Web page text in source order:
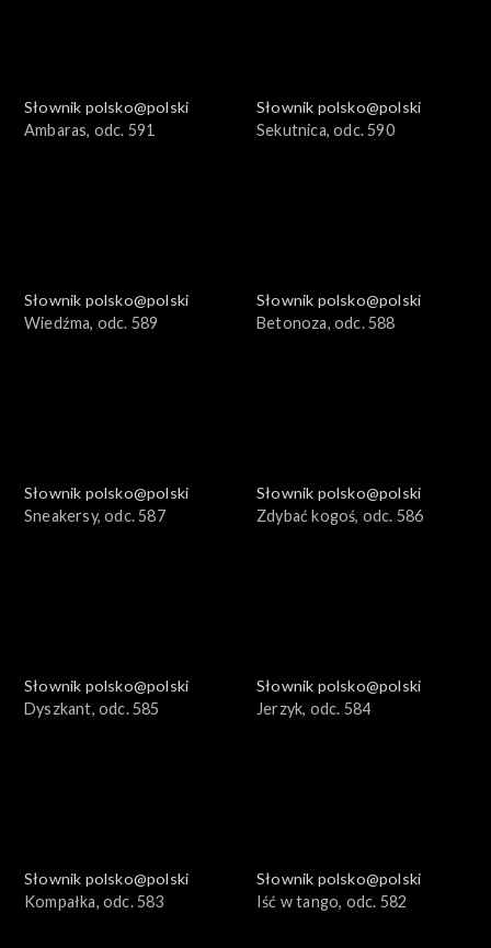
Słownik polsko@polski
Ambaras, odc. 591
Słownik polsko@polski
Sekutnica, odc. 590
Słownik polsko@polski
Wiedźma, odc. 589
Słownik polsko@polski
Betonoza, odc. 588
Słownik polsko@polski
Sneakersy, odc. 587
Słownik polsko@polski
Zdybać kogoś, odc. 586
Słownik polsko@polski
Dyszkant, odc. 585
Słownik polsko@polski
Jerzyk, odc. 584
Słownik polsko@polski
Kompałka, odc. 583
Słownik polsko@polski
Iść w tango, odc. 582